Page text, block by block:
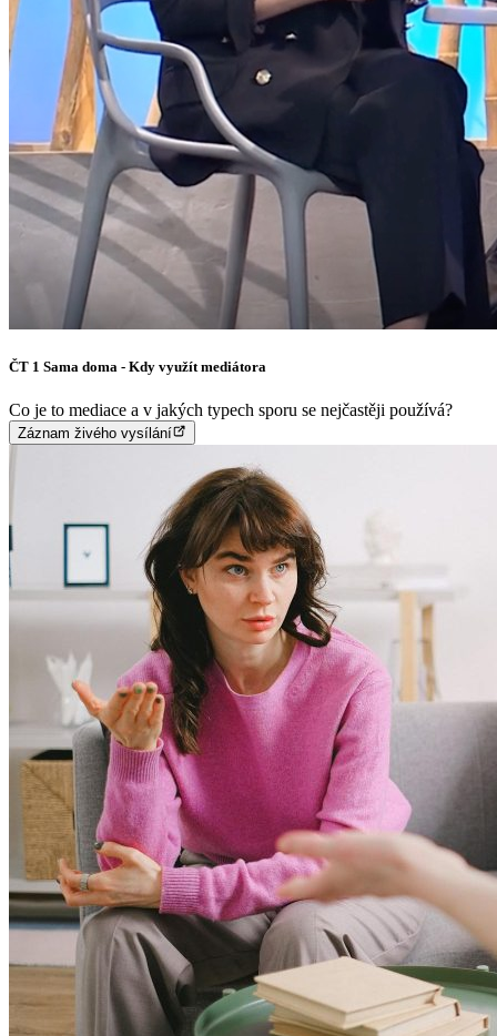
ČT 1 Sama doma - Kdy využít mediátora
Co je to mediace a v jakých typech sporu se nejčastěji používá?
Záznam živého vysílání